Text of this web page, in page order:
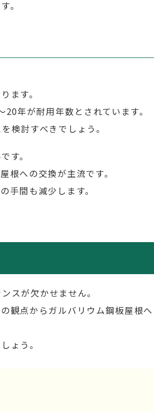
。
ます。
年が耐用年数とされています。
検討すべきでしょう。
す。
根への交換が主流です。
手間も減少します。
スが欠かせません。
観点からガルバリウム鋼板屋根
ょう。